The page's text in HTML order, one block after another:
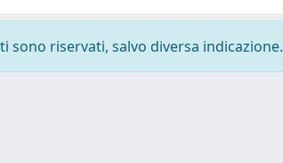
riservati, salvo diversa indicazione.